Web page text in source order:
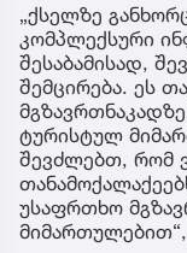
„ქსელზე
კომპლექსური
შესაბამისად,
შემცირება. ეს
ტურისტულ
შევძლებთ, რომ
უსაფრთხო